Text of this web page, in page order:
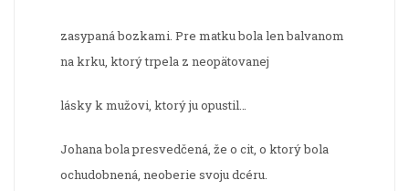
zasypaná bozkami. Pre matku bola len balvanom
na krku, ktorý trpela z neopätovanej
lásky k mužovi, ktorý ju opustil…
Johana bola presvedčená, že o cit, o ktorý bola
ochudobnená, neoberie svoju dcéru.